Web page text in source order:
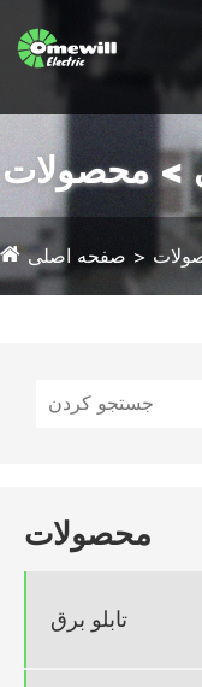
> محصولات
صفحه اصلی
محصولات
تابلو برق